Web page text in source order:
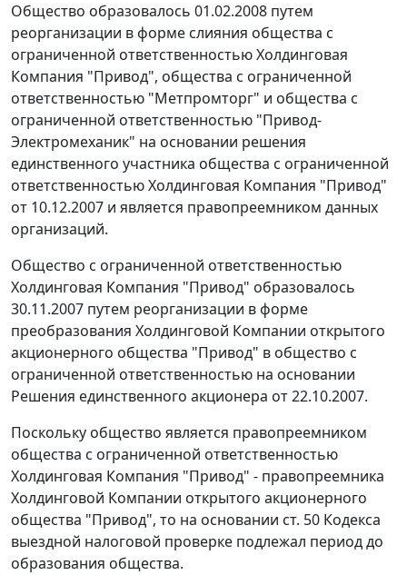
Общество образовалось 01.02.2008 путем
реорганизации в форме слияния общества с
ограниченной ответственностью Холдинговая
Компания "Привод", общества с ограниченной
ответственностью "Метпромторг" и общества с
ограниченной ответственностью "Привод-
Электромеханик" на основании решения
единственного участника общества с ограниченной
ответственностью Холдинговая Компания "Привод"
от 10.12.2007 и является правопреемником данных
организаций.
Общество с ограниченной ответственностью
Холдинговая Компания "Привод" образовалось
30.11.2007 путем реорганизации в форме
преобразования Холдинговой Компании открытого
акционерного общества "Привод" в общество с
ограниченной ответственностью на основании
Решения единственного акционера от 22.10.2007.
Поскольку общество является правопреемником
общества с ограниченной ответственностью
Холдинговая Компания "Привод" - правопреемника
Холдинговой Компании открытого акционерного
общества "Привод", то на основании ст. 50 Кодекса
выездной налоговой проверке подлежал период до
образования общества.